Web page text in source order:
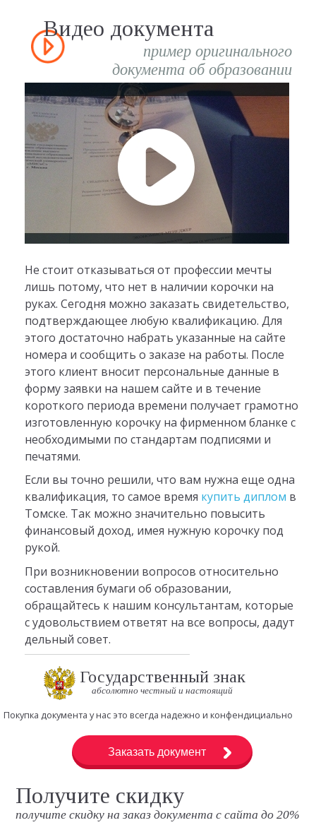
Видео документа
пример оригинального
документа об образовании
Не стоит отказываться от профессии мечты
лишь потому, что нет в наличии корочки на
руках. Сегодня можно заказать свидетельство,
подтверждающее любую квалификацию. Для
этого достаточно набрать указанные на сайте
номера и сообщить о заказе на работы. После
этого клиент вносит персональные данные в
форму заявки на нашем сайте и в течение
короткого периода времени получает грамотно
изготовленную корочку на фирменном бланке с
необходимыми по стандартам подписями и
печатями.
Если вы точно решили, что вам нужна еще одна
квалификация, то самое время купить диплом в
Томске. Так можно значительно повысить
финансовый доход, имея нужную корочку под
рукой.
При возникновении вопросов относительно
составления бумаги об образовании,
обращайтесь к нашим консультантам, которые
с удовольствием ответят на все вопросы, дадут
дельный совет.
Государственный знак
абсолютно честный и настоящий
Покупка документа у нас это всегда надежно и конфендициально
Заказать документ
Получите скидку
получите скидку на заказ документа с сайта до 20%